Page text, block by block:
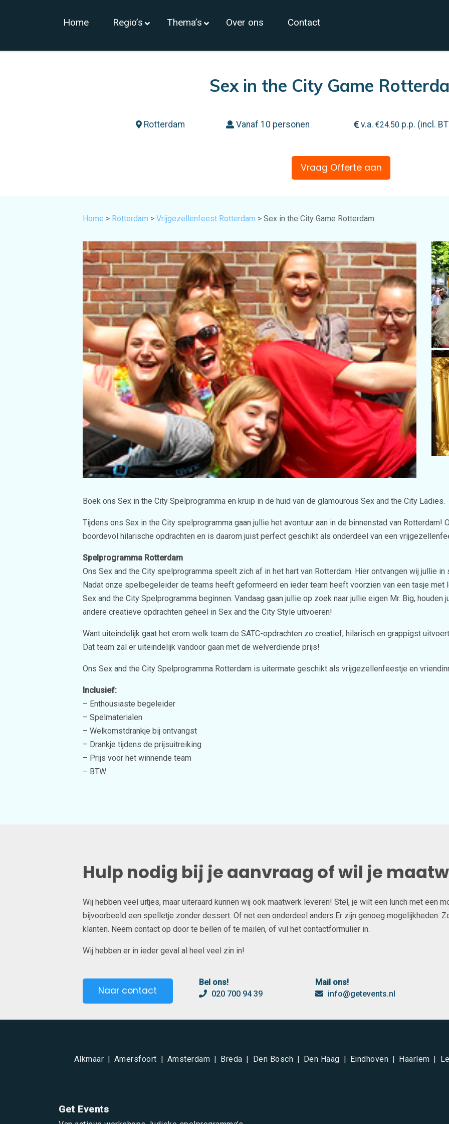
Home Regio’s Thema’s Over ons Contact
Sex in the City Game
Rotterdam Vanaf 10 personen v.a. €24.50p.p. (incl.
Vraag Offerte aan
Home > Rotterdam > Vrijgezellenfeest Rotterdam > Sex in the City Game Rotterdam
Boek ons Sex in the City Spelprogramma en kruip in de huid van de glamourous Sex and the City Ladies.
Tijdens ons Sex in the City spelprogramma gaan jullie het avontuur aan in de binnenstad van Rotterdam!
boordevol hilarische opdrachten en is daarom juist perfect geschikt als onderdeel van een
Spelprogramma Rotterdam
Ons Sex and the City spelprogramma speelt zich af in het hart van Rotterdam. Hier ontvangen wij jullie
Nadat onze spelbegeleider de teams heeft geformeerd en ieder team heeft voorzien van een tasje met
Sex and the City Spelprogramma beginnen. Vandaag gaan jullie op zoek naar jullie eigen Mr. Big,
andere creatieve opdrachten geheel in Sex and the City Style uitvoeren!
Want uiteindelijk gaat het erom welk team de SATC-opdrachten zo creatief, hilarisch en grappigst
Dat team zal er uiteindelijk vandoor gaan met de welverdiende prijs!
Ons Sex and the City Spelprogramma Rotterdam is uitermate geschikt als vrijgezellenfeestje en
Inclusief:
– Enthousiaste begeleider
– Spelmaterialen
– Welkomstdrankje bij ontvangst
– Drankje tijdens de prijsuitreiking
– Prijs voor het winnende team
– BTW
Hulp nodig bij je aanvraag of wil je
Wij hebben veel uitjes, maar uiteraard kunnen wij ook maatwerk leveren! Stel, je wilt een lunch met een
bijvoorbeeld een spelletje zonder dessert. Of net een onderdeel anders.Er zijn genoeg mogelijkheden.
klanten. Neem contact op door te bellen of te mailen, of vul het contactformulier in.
Wij hebben er in ieder geval al heel veel zin in!
Naar contact
Bel ons!
020 700 94 39
Mail ons!
info@getevents.nl
Alkmaar Amersfoort Amsterdam Breda Den Bosch Den Haag Eindhoven Haarlem
Get Events